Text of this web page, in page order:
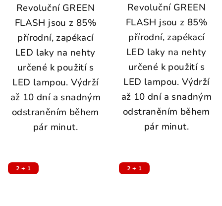
Revoluční GREEN
FLASH jsou z 85%
přírodní, zapékací
LED laky na nehty
určené k použití s
LED lampou. Výdrží
až 10 dní a snadným
odstraněním během
pár minut.
Revoluční GREEN
FLASH jsou z 85%
přírodní, zapékací
LED laky na nehty
určené k použití s
LED lampou. Výdrží
až 10 dní a snadným
odstraněním během
pár minut.
2 + 1 2 + 1